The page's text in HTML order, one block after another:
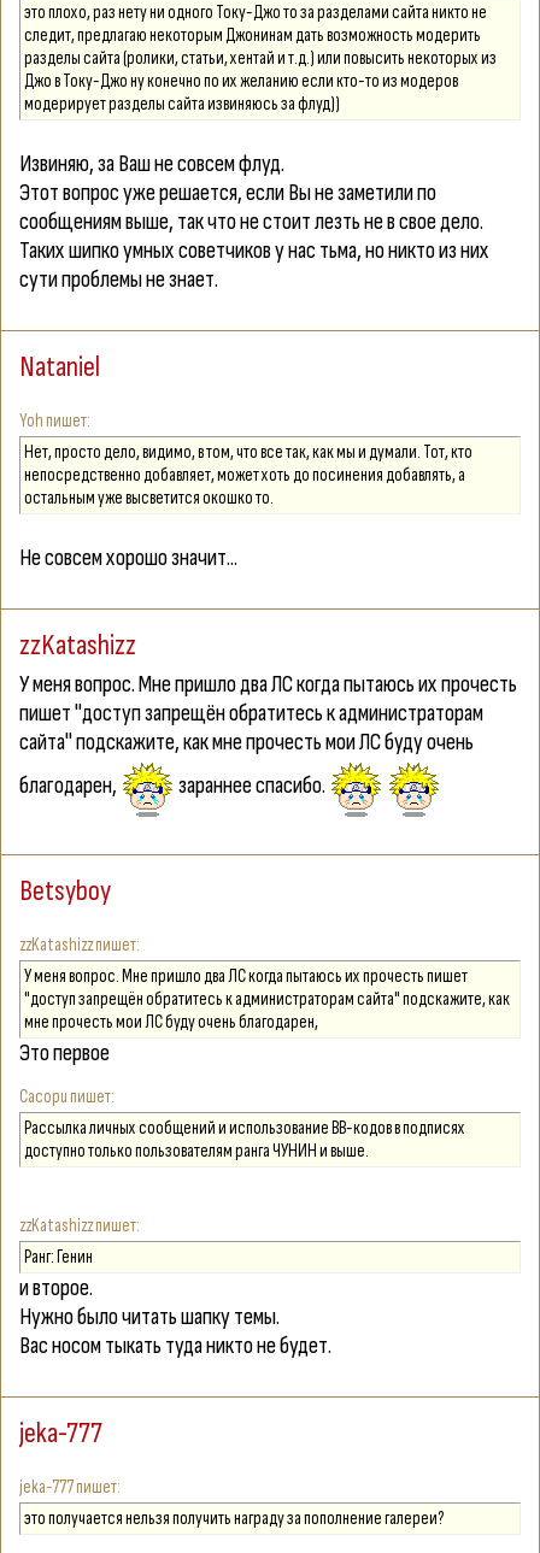
это плохо, раз нету ни одного Току-Джо то за разделами сайта никто не
следит, предлагаю некоторым Джонинам дать возможность модерить
разделы сайта (ролики, статьи, хентай и т.д.) или повысить некоторых из
Джо в Току-Джо ну конечно по их желанию если кто-то из модеров
модерирует разделы сайта извиняюсь за флуд))
Извиняю, за Ваш не совсем флуд.
Этот вопрос уже решается, если Вы не заметили по
сообщениям выше, так что не стоит лезть не в свое дело.
Таких шипко умных советчиков у нас тьма, но никто из них
сути проблемы не знает.
Nataniel
Yoh
Нет, просто дело, видимо, в том, что все так, как мы и думали. Тот, кто
непосредственно добавляет, может хоть до посинения добавлять, а
остальным уже высветится окошко то.
Не совсем хорошо значит...
zzKatashizz
У меня вопрос. Мне пришло два ЛС когда пытаюсь их прочесть
пишет "доступ запрещён обратитесь к администраторам
сайта" подскажите, как мне прочесть мои ЛС буду очень
благодарен,
зараннее спасибо.
Betsyboy
zzKatashizz
У меня вопрос. Мне пришло два ЛС когда пытаюсь их прочесть пишет
"доступ запрещён обратитесь к администраторам сайта" подскажите, как
мне прочесть мои ЛС буду очень благодарен,
Это первое
Сасорu
Рассылка личных сообщений и использование ВВ-кодов в подписях
доступно только пользователям ранга ЧУНИН и выше.
zzKatashizz
Ранг:Генин
и второе.
Нужно было читать шапку темы.
Вас носом тыкать туда никто не будет.
jeka-777
jeka-777
это получается нельзя получить награду за пополнение галереи?